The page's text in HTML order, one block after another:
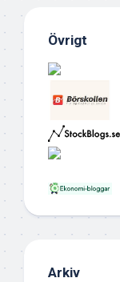
Övrigt
Arkiv